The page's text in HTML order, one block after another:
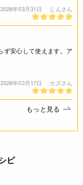
ません。予めご了承
してご使用くださ
2026年03月31日 じんさん
ず安心して使えます。ア
2026年03月17日 カズさん
もっと見る
ピ